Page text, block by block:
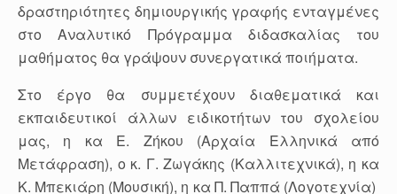
δραστηριότητες δημιουργικής γραφής ενταγμένες
στο Αναλυτικό Πρόγραμμα διδασκαλίας του
μαθήματος θα γράψουν συνεργατικά ποιήματα.
Στο έργο θα συμμετέχουν διαθεματικά και
εκπαιδευτικοί άλλων ειδικοτήτων του σχολείου
μας, η κα Ε. Ζήκου (Αρχαία Ελληνικά από
Μετάφραση), ο κ. Γ. Ζωγάκης (Καλλιτεχνικά), η κα
Κ. Μπεκιάρη (Μουσική), η κα Π. Παππά (Λογοτεχνία)